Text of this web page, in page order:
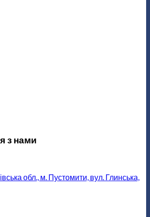
з нами
обл., м. Пустомити, вул. Глинська,